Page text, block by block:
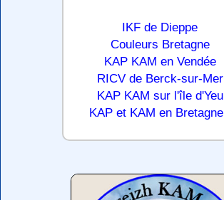
IKF de Dieppe
Couleurs Bretagne
KAP KAM en Vendée
RICV de Berck-sur-Mer
KAP KAM sur l'île d'Yeu
KAP et KAM en Bretagne